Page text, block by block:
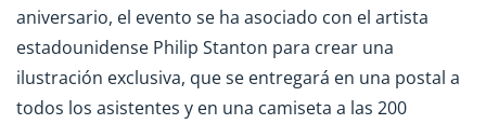
aniversario, el evento se ha asociado con el artista
estadounidense Philip Stanton para crear una
ilustración exclusiva, que se entregará en una postal a
todos los asistentes y en una camiseta a las 200